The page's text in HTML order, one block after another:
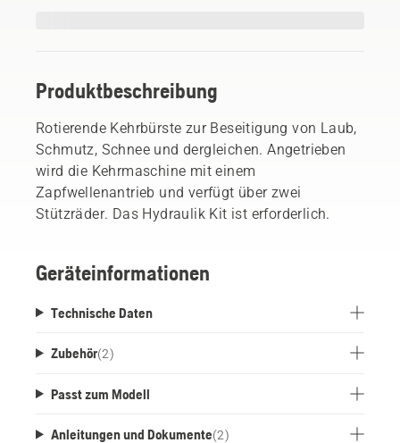
Produktbeschreibung
Rotierende Kehrbürste zur Beseitigung von Laub,
Schmutz, Schnee und dergleichen. Angetrieben
wird die Kehrmaschine mit einem
Zapfwellenantrieb und verfügt über zwei
Stützräder. Das Hydraulik Kit ist erforderlich.
Geräteinformationen
Technische Daten
Zubehör(2)
Passt zum Modell
Anleitungen und Dokumente(2)